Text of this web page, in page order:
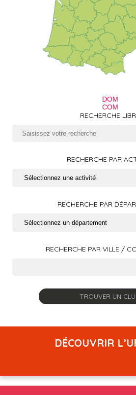
DOM
COM
RECHERCHE
RECHERCHE PAR
RECHERCHE PAR
RECHERCHE PAR VILLE /
DÉCOUVRIR